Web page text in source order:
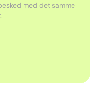
med det samme